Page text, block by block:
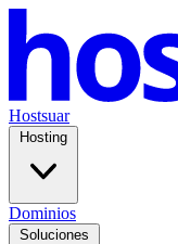
Hostsuar
Hosting
Dominios
Soluciones